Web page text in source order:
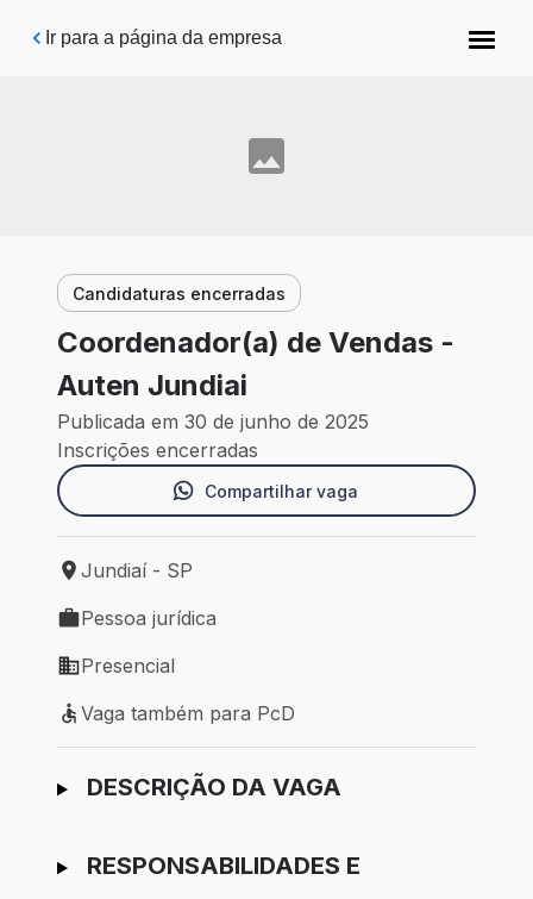
Pular para o conteúdo principal
Ir para a página da empresa
Candidaturas encerradas
Coordenador(a) de Vendas -
Auten Jundiai
Publicada em 30 de junho de 2025
Inscrições encerradas
Compartilhar vaga
Local de trabalho: Jundiaí - SP
Jundiaí - SP
Tipo de vaga: Pessoa jurídica
Pessoa jurídica
Modelo de trabalho: Presencial
Presencial
Vaga também para PcD
Vaga também para PcD
Ir para candidatura
DESCRIÇÃO DA VAGA
RESPONSABILIDADES E